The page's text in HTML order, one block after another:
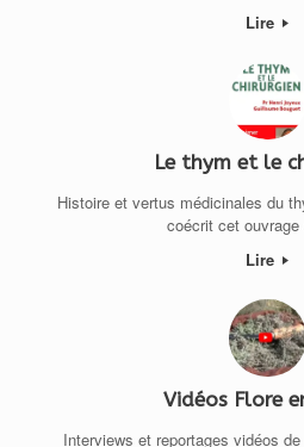
Lire
Le thym et le
Histoire et vertus médicinales du
coécrit cet
Lire
Vidéos Flore
Interviews et reportages vidéos